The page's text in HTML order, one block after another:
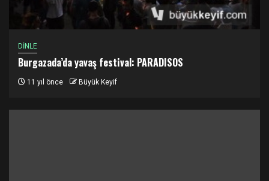
DİNLE
Burgazada’da yavaş festival: PARADISOS
11 yıl önce Büyük Keyif